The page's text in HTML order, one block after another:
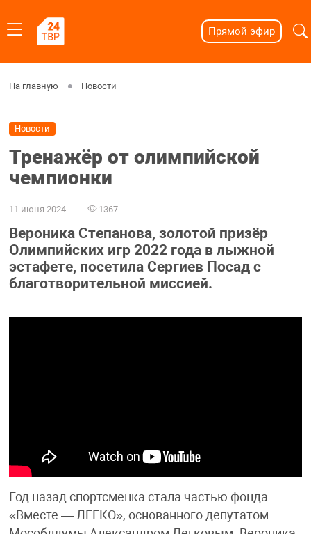
Прямой эфир
На главную Новости
Новости
Тренажёр от олимпийской
чемпионки
11 июня 2024 1367
Вероника Степанова, золотой призёр
Олимпийских игр 2022 года в лыжной
эстафете, посетила Сергиев Посад с
благотворительной миссией.
Год назад спортсменка стала частью фонда
«Вместе — ЛЕГКО», основанного депутатом